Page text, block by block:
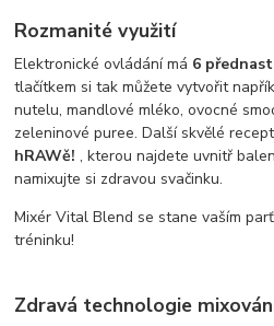
Rozmanité využití
Elektronické ovládání má 6
tlačítkem si tak můžete vytvořit
nutelu, mandlové mléko, ovocné
zeleninové puree. Další skvělé
hRAWě!, kterou najdete uvnitř
namixujte si zdravou svačinku.
Mixér Vital Blend se stane vaším
tréninku!
Zdravá technologie